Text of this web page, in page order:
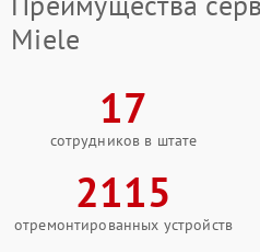
Miele
17
сотрудников в штате
2115
отремонтированных устройств